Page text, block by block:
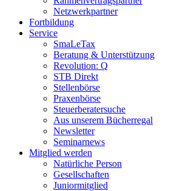
Netzwerkpartner
Fortbildung
Service
SmaLeTax
Beratung & Unterstützung
Revolution: Q
STB Direkt
Stellenbörse
Praxenbörse
Steuerberatersuche
Aus unserem Bücherregal
Newsletter
Seminarnews
Mitglied werden
Natürliche Person
Gesellschaften
Juniormitglied